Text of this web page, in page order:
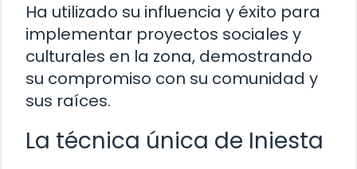
Ha utilizado su influencia y éxito para
implementar proyectos sociales y
culturales en la zona, demostrando
su compromiso con su comunidad y
sus raíces.
La técnica única de Iniesta